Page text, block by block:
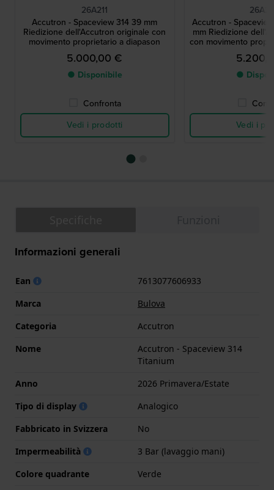
26A211
Accutron - Spaceview 314 39 mm
Riedizione dell'Accutron originale con
movimento proprietario a diapason
5.000,00 €
● Disponibile
Confronta
Vedi i prodotti
Accutron -
mm Riedizione
con movimento
●
Vedi i
Informazioni generali
Ean
7613077606933
Marca
Bulova
Categoria
Accutron
Nome
Accutron - Spaceview 314
Titanium
Anno
2026 Primavera/Estate
Tipo di display
Analogico
Fabbricato in Svizzera
No
Impermeabilità
3 Bar (lavaggio mani)
Colore quadrante
Verde